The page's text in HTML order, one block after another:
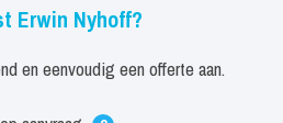
voor zijn concerten.
voorheen met zijn band optrad. Hij
Erwin Nyhoff?
en eenvoudig een offerte aan.